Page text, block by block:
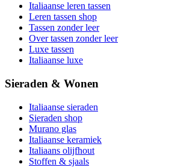
Italiaanse leren tassen
Leren tassen shop
Tassen zonder leer
Over tassen zonder leer
Luxe tassen
Italiaanse luxe
Sieraden & Wonen
Italiaanse sieraden
Sieraden shop
Murano glas
Italiaanse keramiek
Italiaans olijfhout
Stoffen & sjaals